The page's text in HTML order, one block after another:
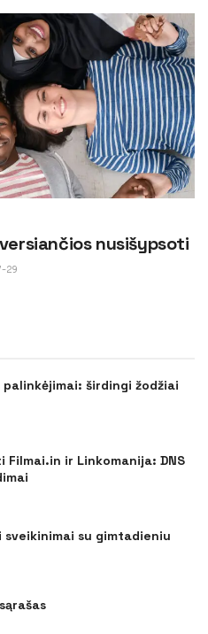
nusišypsoti
29
palinkėjimai: širdingi žodžiai
Filmai.in ir Linkomanija: DNS
sveikinimai su gimtadieniu